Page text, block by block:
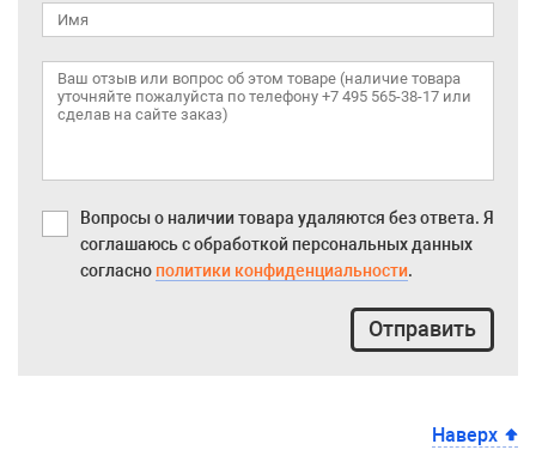
Вопросы о наличии товара удаляются без ответа. Я
соглашаюсь с обработкой персональных данных
согласно политики конфиденциальности.
Отправить
Наверх